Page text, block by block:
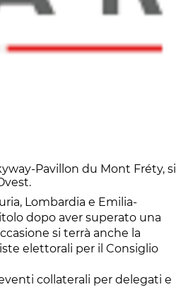
Pavillon du Mont Fréty, si
Lombardia e Emilia-
dopo aver superato una
si terrà anche la
elettorali per il Consiglio
collaterali per delegati e